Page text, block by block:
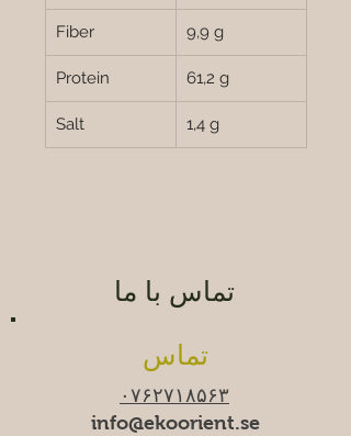
Fiber 9,9 g
Protein 61,2 g
Salt 1,4 g
تماس با ما
تماس
۰۷۶۲۷۱۸۵۶۳
info@ekoorient.se​​